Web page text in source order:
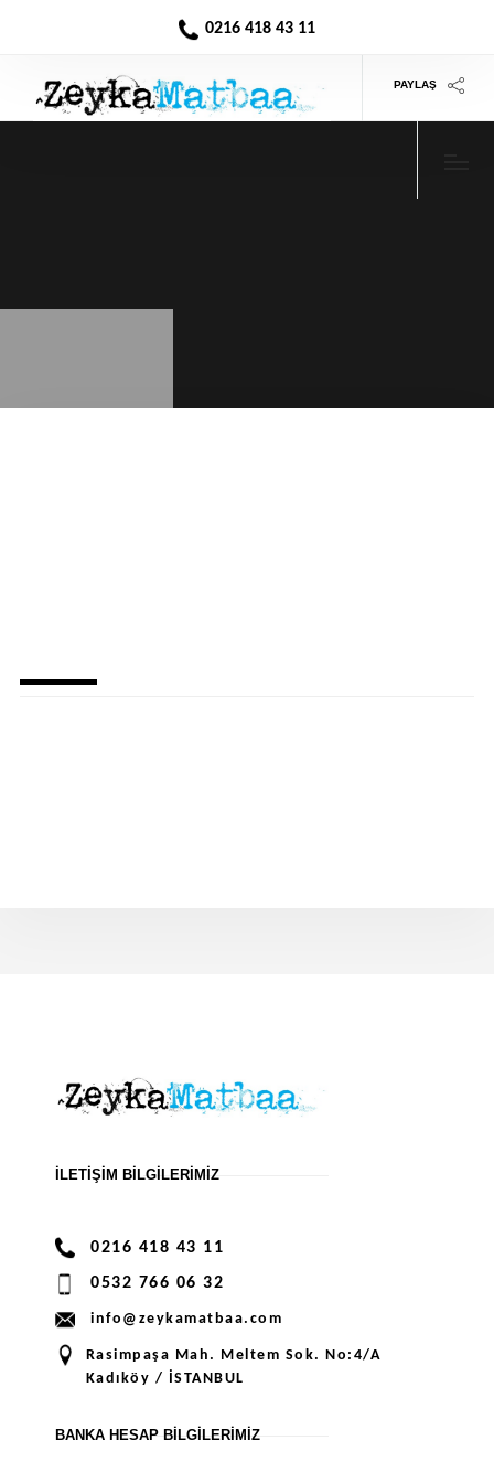
0216 418 43 11
PAYLAŞ
İLETIŞIM BILGILERIMIZ
0216 418 43 11
0532 766 06 32
info@zeykamatbaa.com
Rasimpaşa Mah. Meltem Sok. No:4/A
Kadıköy / İSTANBUL
BANKA HESAP BILGILERIMIZ